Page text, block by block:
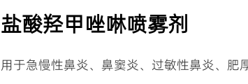
盐酸羟甲唑啉喷雾剂
用于急慢性鼻炎、鼻窦炎、过敏性鼻炎、肥